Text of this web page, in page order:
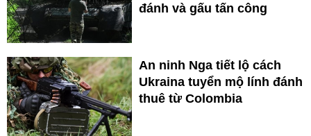
đánh và gấu tấn công
An ninh Nga tiết lộ cách
Ukraina tuyển mộ lính đánh
thuê từ Colombia